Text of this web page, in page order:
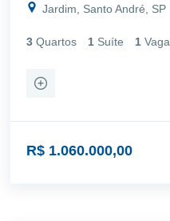
Jardim, Santo André, SP
3 Quartos 1 Suíte 1 Vaga
R$ 1.060.000,00